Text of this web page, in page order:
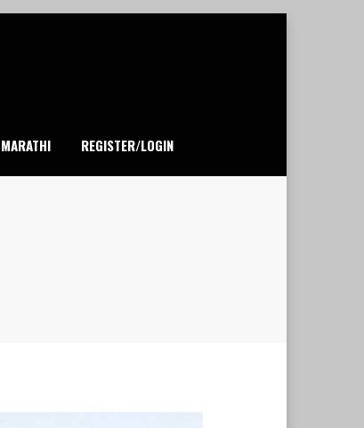
MARATHI REGISTER/LOGIN